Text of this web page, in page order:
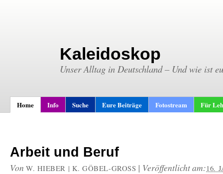
Kaleidoskop
Unser Alltag in Deutschland – Und wie ist
Home Info Suche Eure Beiträge Fotostream Für
Arbeit und Beruf
Von W. HIEBER | K. GÖBEL-GROSS | Veröffentlicht am:16.